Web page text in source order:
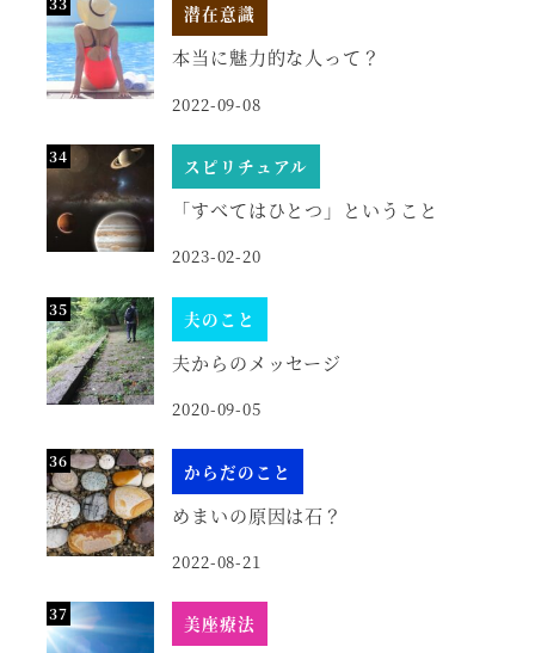
潜在意識
本当に魅力的な人って？
2022-09-08
スピリチュアル
「すべてはひとつ」ということ
2023-02-20
夫のこと
夫からのメッセージ
2020-09-05
からだのこと
めまいの原因は石？
2022-08-21
美座療法